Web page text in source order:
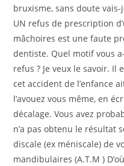
bruxisme, sans doute
UN refus de prescription
mâchoires est une faute
dentiste. Quel motif vous
refus ? Je veux le savoir. Il
cet accident de l’enfance
l’avouez vous même, en
décalage. Vous avez
n’a pas obtenu le résultat
discale (ex méniscale) de
mandibulaires (A.T.M )